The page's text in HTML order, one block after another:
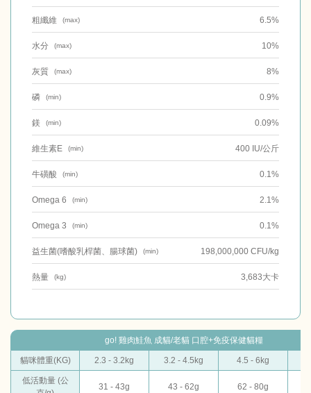
粗纖維 (max) 6.5%
水分 (max) 10%
灰質 (max) 8%
磷 (min) 0.9%
鎂 (min) 0.09%
維生素E (min) 400 IU/公斤
牛磺酸 (min) 0.1%
Omega 6 (min) 2.1%
Omega 3 (min) 0.1%
益生菌(嗜酸乳桿菌、腸球菌) (min) 198,000,000 CFU/kg
熱量 (kg) 3,683大卡
go! 雞肉鮭魚 成貓/老貓 口腔+免疫保健貓糧
貓咪體重(KG) 2.3 - 3.2kg 3.2 - 4.5kg 4.5 - 6kg
低活動量 (公
31 - 43g 43 - 62g 62 - 80g